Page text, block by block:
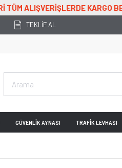
TEKLİF AL
GÜVENLİK AYNASI TRAFİK LEVHASI